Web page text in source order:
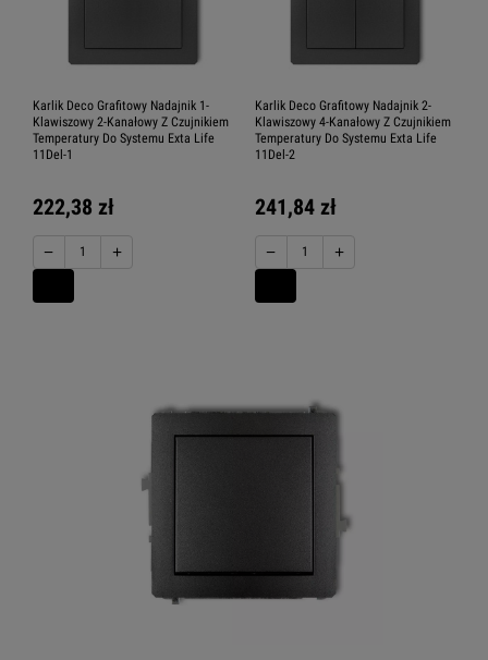
Karlik Deco Grafitowy Nadajnik 1-
Klawiszowy 2-Kanałowy Z Czujnikiem
Temperatury Do Systemu Exta Life
11Del-1
222,38 zł
− +
Karlik Deco Grafitowy Nadajnik 2-
Klawiszowy 4-Kanałowy Z Czujnikiem
Temperatury Do Systemu Exta Life
11Del-2
241,84 zł
− +